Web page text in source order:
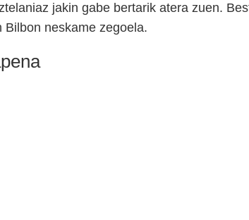
jakin gabe bertarik atera zuen.
neskame zegoela.